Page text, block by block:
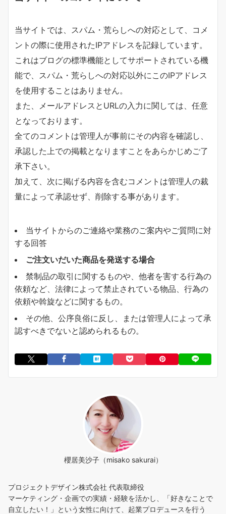
当サイトでは、スパム・荒らしへの対応として、コメ
ントの際に使用されたIPアドレスを記録しています。
これはブログの標準機能としてサポートされている機
能で、スパム・荒らしへの対応以外にこのIPアドレス
を使用することはありません。
また、メールアドレスとURLの入力に関しては、任意
となっております。
全てのコメントは管理人が事前にその内容を確認し、
承認した上での掲載となりますことをあらかじめご了
承下さい。
加えて、次に掲げる内容を含むコメントは管理人の裁
量によって承認せず、削除する事があります。
当サイトからのご連絡や業務のご案内やご質問に対
する回答
ご注文いだいた商品を発送する場合
禁制品の取引に関するものや、他者を害する行為の
依頼など、法律によって禁止されている物品、行為の
依頼や斡旋などに関するもの。
その他、公序良俗に反し、または管理人によって承
認すべきでないと認められるもの。
櫻居美沙子（misako sakurai）
プロジェクトデザイン株式会社 代表取締役
マーケティング・企画での実績・経験を活かし、「好きなことで
自立したい！」という女性に向けて、起業プロデュースを行う